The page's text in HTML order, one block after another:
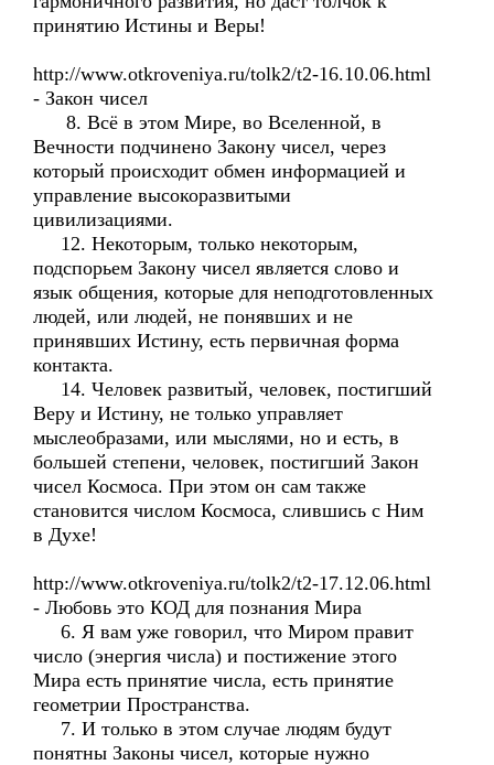
принятию Истины и Веры!
http://www.otkroveniya.ru/tolk2/t2-16.10.06.html
- Закон чисел
8. Всё в этом Мире, во Вселенной, в
Вечности подчинено Закону чисел, через
который происходит обмен информацией и
управление высокоразвитыми
цивилизациями.
12. Некоторым, только некоторым,
подспорьем Закону чисел является слово и
язык общения, которые для неподготовленных
людей, или людей, не понявших и не
принявших Истину, есть первичная форма
контакта.
14. Человек развитый, человек, постигший
Веру и Истину, не только управляет
мыслеобразами, или мыслями, но и есть, в
большей степени, человек, постигший Закон
чисел Космоса. При этом он сам также
становится числом Космоса, слившись с Ним
в Духе!
http://www.otkroveniya.ru/tolk2/t2-17.12.06.html
- Любовь это КОД для познания Мира
6. Я вам уже говорил, что Миром правит
число (энергия числа) и постижение этого
Мира есть принятие числа, есть принятие
геометрии Пространства.
7. И только в этом случае людям будут
понятны Законы чисел, которые нужно